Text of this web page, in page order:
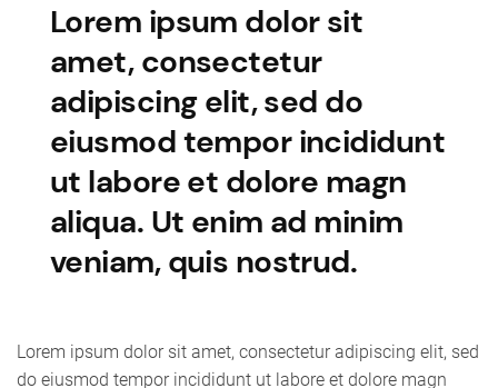
Lorem ipsum dolor sit
amet, consectetur
adipiscing elit, sed do
eiusmod tempor incididunt
ut labore et dolore magn
aliqua. Ut enim ad minim
veniam, quis nostrud.
Lorem ipsum dolor sit amet, consectetur adipiscing elit, sed
do eiusmod tempor incididunt ut labore et dolore magn